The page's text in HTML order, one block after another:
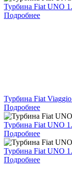
Турбина Fiat UNO
Подробнее
Турбина Fiat
Подробнее
Турбина Fiat UNO
Подробнее
Турбина Fiat UNO
Подробнее